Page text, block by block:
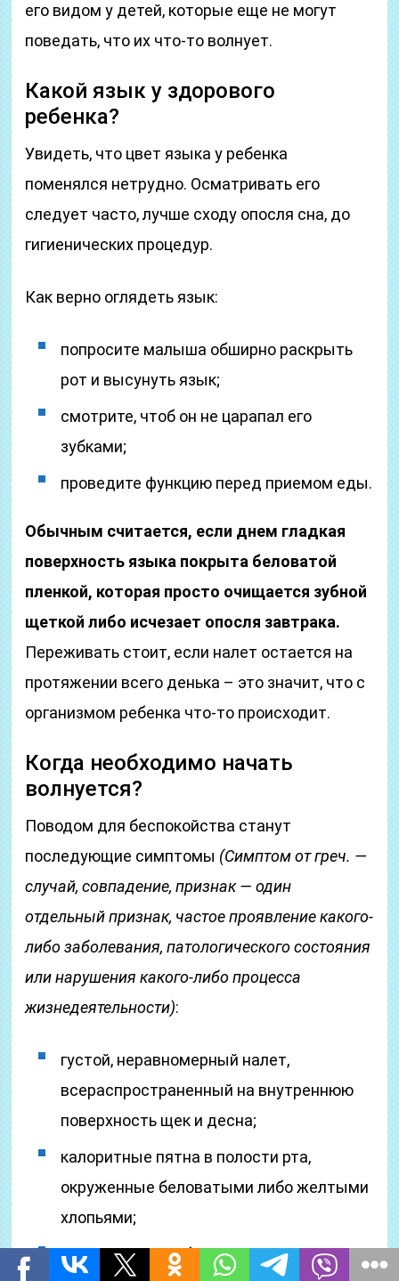
его видом у детей, которые еще не могут
поведать, что их что-то волнует.
Какой язык у здорового
ребенка?
Увидеть, что цвет языка у ребенка
поменялся нетрудно. Осматривать его
следует часто, лучше сходу опосля сна, до
гигиенических процедур.
Как верно оглядеть язык:
попросите малыша обширно раскрыть
рот и высунуть язык;
смотрите, чтоб он не царапал его
зубками;
проведите функцию перед приемом еды.
Обычным считается, если днем гладкая
поверхность языка покрыта беловатой
пленкой, которая просто очищается зубной
щеткой либо исчезает опосля завтрака.
Переживать стоит, если налет остается на
протяжении всего денька – это значит, что с
организмом ребенка что-то происходит.
Когда необходимо начать
волнуется?
Поводом для беспокойства станут
последующие симптомы (Симптом от греч. —
случай, совпадение, признак — один
отдельный признак, частое проявление какого-
либо заболевания, патологического состояния
или нарушения какого-либо процесса
жизнедеятельности):
густой, неравномерный налет,
всераспространенный на внутреннюю
поверхность щек и десна;
калоритные пятна в полости рта,
окруженные беловатыми либо желтыми
хлопьями;
воспаленный либо распухший орган;